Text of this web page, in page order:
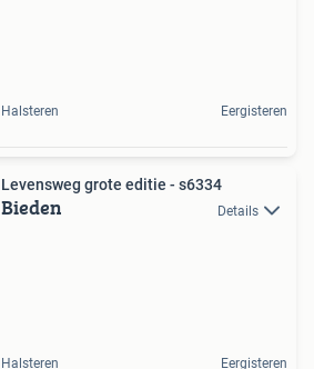
Halsteren Eergisteren
Levensweg grote editie - s6334
Bieden Details
Halsteren Eergisteren